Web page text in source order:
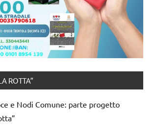
ROTTA”
e Nodi Comune: parte progetto